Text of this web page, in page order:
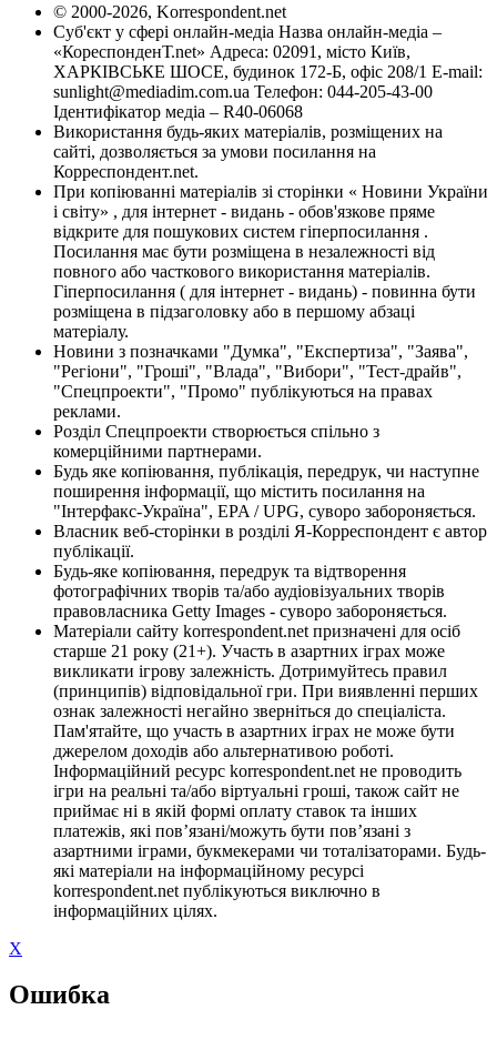
© 2000-2026, Korrespondent.net
Суб'єкт у сфері онлайн-медіа Назва онлайн-медіа –
«КореспонденТ.net» Адреса: 02091, місто Київ,
ХАРКІВСЬКЕ ШОСЕ, будинок 172-Б, офіс 208/1 E-mail:
sunlight@mediadim.com.ua Телефон: 044-205-43-00
Ідентифікатор медіа – R40-06068
Використання будь-яких матеріалів, розміщених на
сайті, дозволяється за умови посилання на
Корреспондент.net.
При копіюванні матеріалів зі сторінки « Новини України
і світу» , для інтернет - видань - обов'язкове пряме
відкрите для пошукових систем гіперпосилання .
Посилання має бути розміщена в незалежності від
повного або часткового використання матеріалів.
Гіперпосилання ( для інтернет - видань) - повинна бути
розміщена в підзаголовку або в першому абзаці
матеріалу.
Новини з позначками "Думка", "Експертиза", "Заява",
"Регіони", "Гроші", "Влада", "Вибори", "Тест-драйв",
"Спецпроекти", "Промо" публікуються на правах
реклами.
Розділ Спецпроекти створюється спільно з
комерційними партнерами.
Будь яке копіювання, публікація, передрук, чи наступне
поширення інформації, що містить посилання на
"Інтерфакс-Україна", EPA / UPG, суворо забороняється.
Власник веб-сторінки в розділі Я-Корреспондент є автор
публікації.
Будь-яке копіювання, передрук та відтворення
фотографічних творів та/або аудіовізуальних творів
правовласника Getty Images - суворо забороняється.
Матеріали сайту korrespondent.net призначені для осіб
старше 21 року (21+). Участь в азартних іграх може
викликати ігрову залежність. Дотримуйтесь правил
(принципів) відповідальної гри. При виявленні перших
ознак залежності негайно зверніться до спеціаліста.
Пам'ятайте, що участь в азартних іграх не може бути
джерелом доходів або альтернативою роботі.
Інформаційний ресурс korrespondent.net не проводить
ігри на реальні та/або віртуальні гроші, також сайт не
приймає ні в якій формі оплату ставок та інших
платежів, які пов’язані/можуть бути пов’язані з
азартними іграми, букмекерами чи тоталізаторами. Будь-
які матеріали на інформаційному ресурсі
korrespondent.net публікуються виключно в
інформаційних цілях.
X
Ошибка